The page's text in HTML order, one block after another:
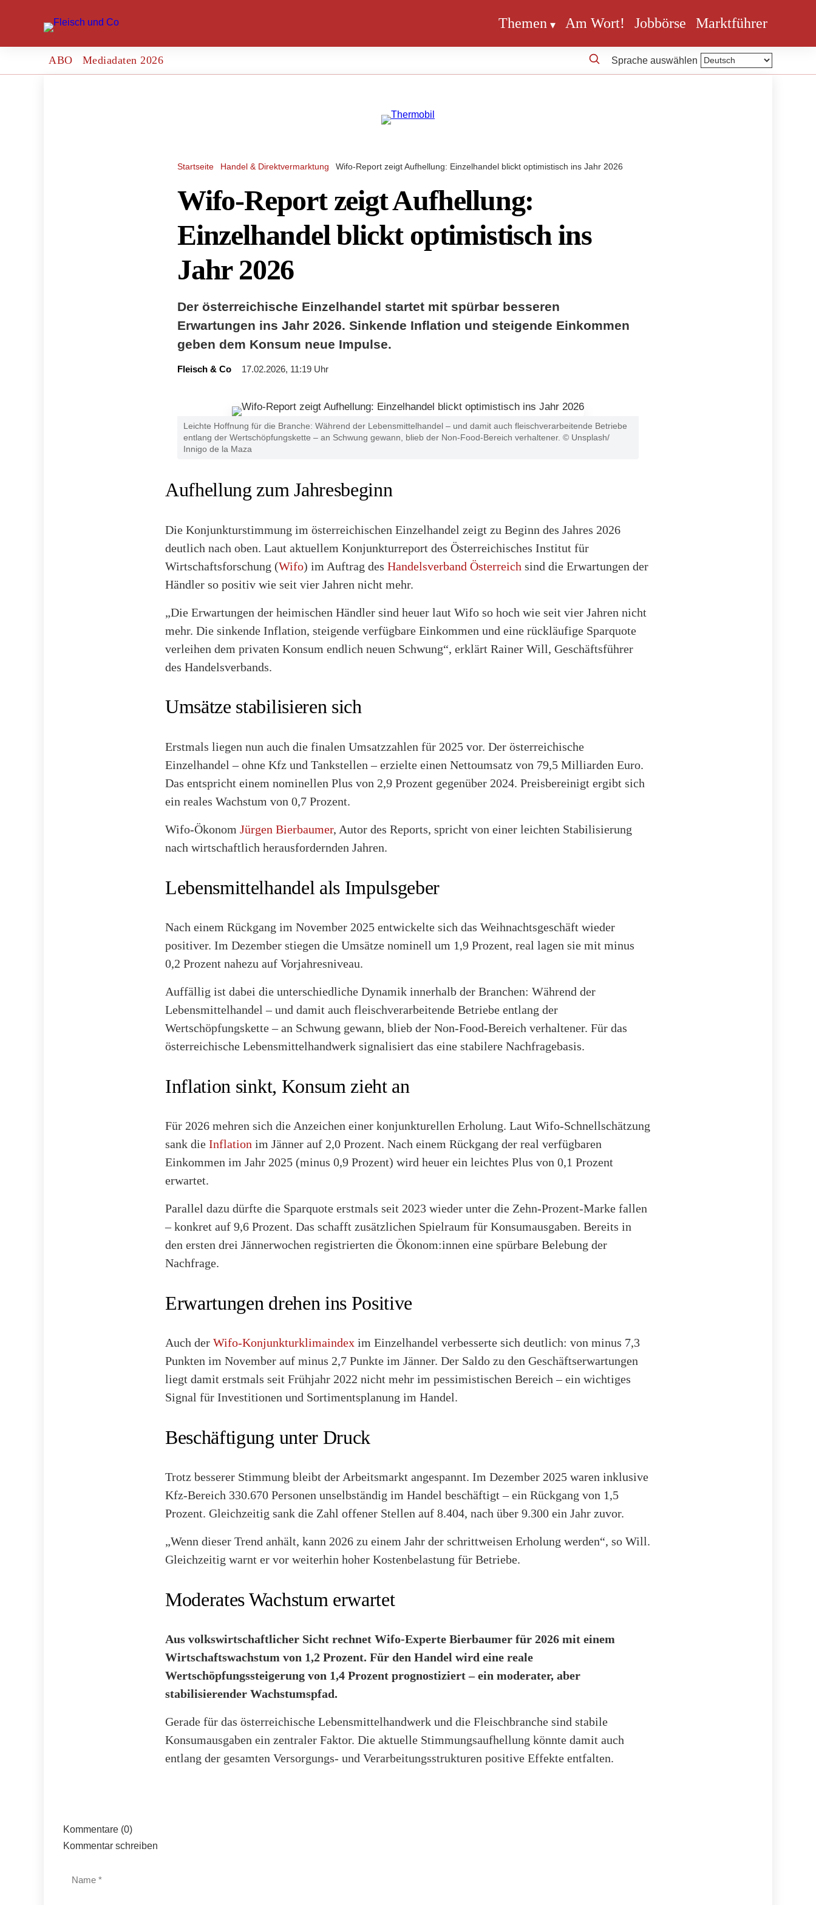
Themen Am Wort! Jobbörse Marktführer
ABO Mediadaten 2026 Sprache auswählen
Startseite Handel & Direktvermarktung Wifo-Report zeigt Aufhellung: Einzelhandel blickt optimistisch ins Jahr 2026
Wifo-Report zeigt Aufhellung:
Einzelhandel blickt optimistisch ins
Jahr 2026
Der österreichische Einzelhandel startet mit spürbar besseren
Erwartungen ins Jahr 2026. Sinkende Inflation und steigende Einkommen
geben dem Konsum neue Impulse.
Fleisch & Co 17.02.2026, 11:19 Uhr
Leichte Hoffnung für die Branche: Während der Lebensmittelhandel – und damit auch fleischverarbeitende Betriebe
entlang der Wertschöpfungskette – an Schwung gewann, blieb der Non-Food-Bereich verhaltener. © Unsplash/
Innigo de la Maza
Aufhellung zum Jahresbeginn
Die Konjunkturstimmung im österreichischen Einzelhandel zeigt zu Beginn des Jahres 2026
deutlich nach oben. Laut aktuellem Konjunkturreport des Österreichisches Institut für
Wirtschaftsforschung (Wifo) im Auftrag des Handelsverband Österreich sind die Erwartungen der
Händler so positiv wie seit vier Jahren nicht mehr.
„Die Erwartungen der heimischen Händler sind heuer laut Wifo so hoch wie seit vier Jahren nicht
mehr. Die sinkende Inflation, steigende verfügbare Einkommen und eine rückläufige Sparquote
verleihen dem privaten Konsum endlich neuen Schwung“, erklärt Rainer Will, Geschäftsführer
des Handelsverbands.
Umsätze stabilisieren sich
Erstmals liegen nun auch die finalen Umsatzzahlen für 2025 vor. Der österreichische
Einzelhandel – ohne Kfz und Tankstellen – erzielte einen Nettoumsatz von 79,5 Milliarden Euro.
Das entspricht einem nominellen Plus von 2,9 Prozent gegenüber 2024. Preisbereinigt ergibt sich
ein reales Wachstum von 0,7 Prozent.
Wifo-Ökonom Jürgen Bierbaumer, Autor des Reports, spricht von einer leichten Stabilisierung
nach wirtschaftlich herausfordernden Jahren.
Lebensmittelhandel als Impulsgeber
Nach einem Rückgang im November 2025 entwickelte sich das Weihnachtsgeschäft wieder
positiver. Im Dezember stiegen die Umsätze nominell um 1,9 Prozent, real lagen sie mit minus
0,2 Prozent nahezu auf Vorjahresniveau.
Auffällig ist dabei die unterschiedliche Dynamik innerhalb der Branchen: Während der
Lebensmittelhandel – und damit auch fleischverarbeitende Betriebe entlang der
Wertschöpfungskette – an Schwung gewann, blieb der Non-Food-Bereich verhaltener. Für das
österreichische Lebensmittelhandwerk signalisiert das eine stabilere Nachfragebasis.
Inflation sinkt, Konsum zieht an
Für 2026 mehren sich die Anzeichen einer konjunkturellen Erholung. Laut Wifo-Schnellschätzung
sank die Inflation im Jänner auf 2,0 Prozent. Nach einem Rückgang der real verfügbaren
Einkommen im Jahr 2025 (minus 0,9 Prozent) wird heuer ein leichtes Plus von 0,1 Prozent
erwartet.
Parallel dazu dürfte die Sparquote erstmals seit 2023 wieder unter die Zehn-Prozent-Marke fallen
– konkret auf 9,6 Prozent. Das schafft zusätzlichen Spielraum für Konsumausgaben. Bereits in
den ersten drei Jännerwochen registrierten die Ökonom:innen eine spürbare Belebung der
Nachfrage.
Erwartungen drehen ins Positive
Auch der Wifo-Konjunkturklimaindex im Einzelhandel verbesserte sich deutlich: von minus 7,3
Punkten im November auf minus 2,7 Punkte im Jänner. Der Saldo zu den Geschäftserwartungen
liegt damit erstmals seit Frühjahr 2022 nicht mehr im pessimistischen Bereich – ein wichtiges
Signal für Investitionen und Sortimentsplanung im Handel.
Beschäftigung unter Druck
Trotz besserer Stimmung bleibt der Arbeitsmarkt angespannt. Im Dezember 2025 waren inklusive
Kfz-Bereich 330.670 Personen unselbständig im Handel beschäftigt – ein Rückgang von 1,5
Prozent. Gleichzeitig sank die Zahl offener Stellen auf 8.404, nach über 9.300 ein Jahr zuvor.
„Wenn dieser Trend anhält, kann 2026 zu einem Jahr der schrittweisen Erholung werden“, so Will.
Gleichzeitig warnt er vor weiterhin hoher Kostenbelastung für Betriebe.
Moderates Wachstum erwartet
Aus volkswirtschaftlicher Sicht rechnet Wifo-Experte Bierbaumer für 2026 mit einem
Wirtschaftswachstum von 1,2 Prozent. Für den Handel wird eine reale
Wertschöpfungssteigerung von 1,4 Prozent prognostiziert – ein moderater, aber
stabilisierender Wachstumspfad.
Gerade für das österreichische Lebensmittelhandwerk und die Fleischbranche sind stabile
Konsumausgaben ein zentraler Faktor. Die aktuelle Stimmungsaufhellung könnte damit auch
entlang der gesamten Versorgungs- und Verarbeitungsstrukturen positive Effekte entfalten.
Kommentare (0)
Kommentar schreiben